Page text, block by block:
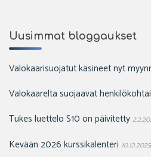
Uusimmat bloggaukset
Valokaarisuojatut käsineet nyt
Valokaarelta suojaavat
Tukes luettelo S10 on päivitetty
Kevään 2026 kurssikalenteri 10.12.2025